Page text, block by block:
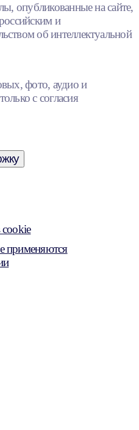
опубликованные на сайте,
и
об интеллектуальной
фото, аудио и
с согласия
cookie
применяются